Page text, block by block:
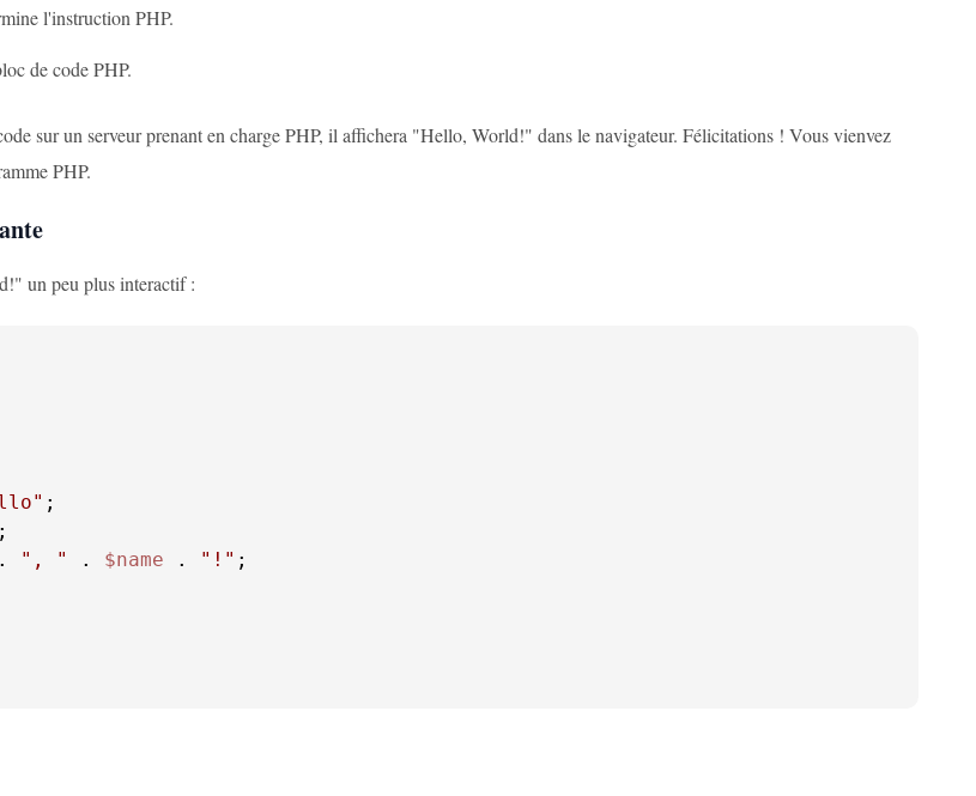
l'instruction PHP.
de code PHP.
sur un serveur prenant en charge PHP, il affichera "Hello, World!" dans le navigateur. Félicitations ! Vous vienvez
PHP.
un peu plus interactif :
", " . $name . "!"